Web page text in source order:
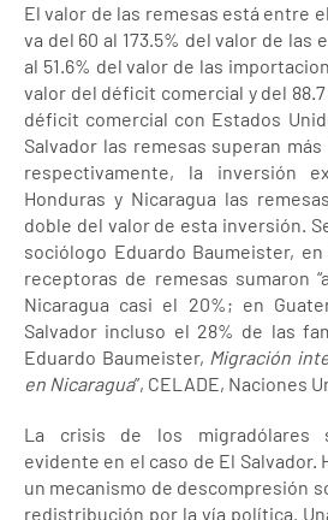
El valor de las remesas está entre
va del 60 al 173.5% del valor de las
al 51.6% del valor de las
valor del déficit comercial y del 88.7
déficit comercial con Estados
Salvador las remesas superan
respectivamente, la inversión
Honduras y Nicaragua las
doble del valor de esta inversión.
sociólogo Eduardo Baumeister,
receptoras de remesas sumaron
Nicaragua casi el 20%; en
Salvador incluso el 28% de las
Eduardo Baumeister, Migración
en Nicaragua”, CELADE, Naciones
La crisis de los migradólares
evidente en el caso de El Salvador.
un mecanismo de descompresión
redistribución por la vía política.